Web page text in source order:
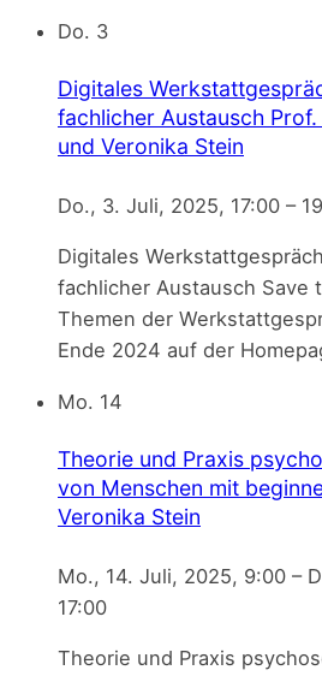
Do. 3
Digitales
fachlicher Austausch Prof.
und Veronika Stein
Do., 3. Juli, 2025, 17:00 –
Digitales
fachlicher Austausch Save
Themen der
Ende 2024 auf der
Mo. 14
Theorie und Praxis
von Menschen mit
Veronika Stein
Mo., 14. Juli, 2025, 9:00 –
17:00
Theorie und Praxis